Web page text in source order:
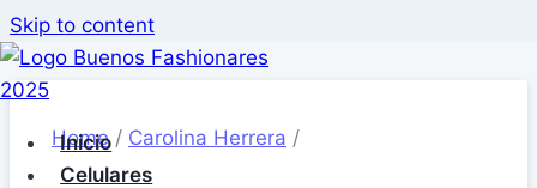
Skip to content
Inicio
Celulares
Home / Carolina Herrera /